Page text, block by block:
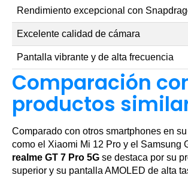
Rendimiento excepcional con
Excelente calidad de cámara
Pantalla vibrante y de alta frecuencia
Comparación
productos
Comparado con otros smartphones en
como el Xiaomi Mi 12 Pro y el Samsung
realme GT 7 Pro 5G se destaca por su
superior y su pantalla AMOLED de alta